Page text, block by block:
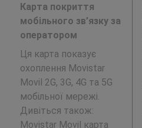
Карта покриття
мобільного зв’язку за
оператором
Ця карта показує
охоплення Movistar
Movil 2G, 3G, 4G та 5G
мобільної мережі.
Дивіться також:
Movistar Movil карта